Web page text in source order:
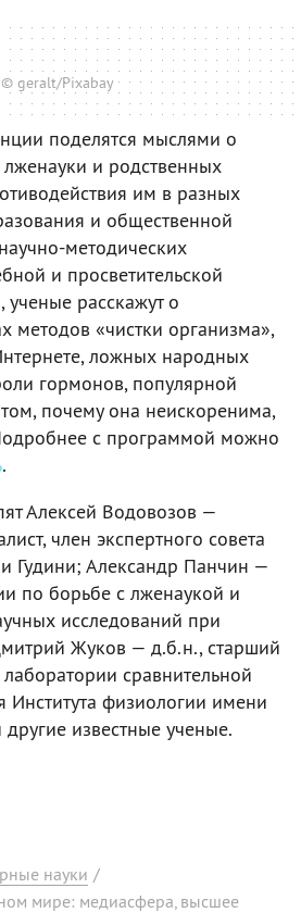
© geralt/Pixabay
поделятся мыслями о
и родственных
им в разных
и общественной
методических
и просветительской
расскажут о
методов «чистки организма»,
ложных народных
гормонов, популярной
почему она неискоренима,
с программой можно
.
Алексей Водовозов —
член экспертного совета
Гудини; Александр Панчин —
по борьбе с лженаукой и
исследований при
Жуков — д.б.н., старший
сравнительной
Института физиологии имени
известные ученые.
науки /
мире: медиасфера, высшее